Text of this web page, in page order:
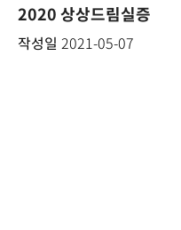
2020 상상드림실증
작성일 2021-05-07